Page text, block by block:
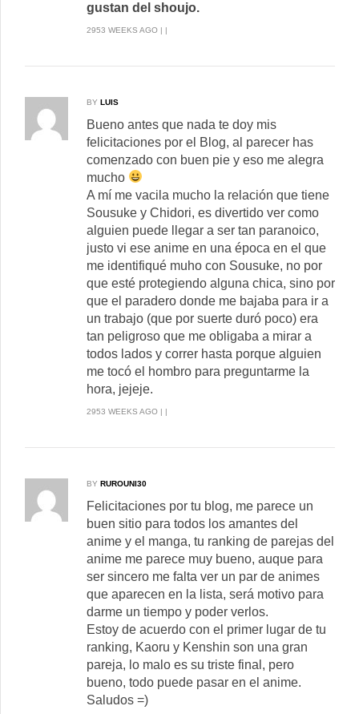
gustan del shoujo.
2953 WEEKS AGO | |
BY LUIS
Bueno antes que nada te doy mis
felicitaciones por el Blog, al parecer has
comenzado con buen pie y eso me alegra
mucho
A mí me vacila mucho la relación que tiene
Sousuke y Chidori, es divertido ver como
alguien puede llegar a ser tan paranoico,
justo vi ese anime en una época en el que
me identifiqué muho con Sousuke, no por
que esté protegiendo alguna chica, sino por
que el paradero donde me bajaba para ir a
un trabajo (que por suerte duró poco) era
tan peligroso que me obligaba a mirar a
todos lados y correr hasta porque alguien
me tocó el hombro para preguntarme la
hora, jejeje.
2953 WEEKS AGO | |
BY RUROUNI30
Felicitaciones por tu blog, me parece un
buen sitio para todos los amantes del
anime y el manga, tu ranking de parejas del
anime me parece muy bueno, auque para
ser sincero me falta ver un par de animes
que aparecen en la lista, será motivo para
darme un tiempo y poder verlos.
Estoy de acuerdo con el primer lugar de tu
ranking, Kaoru y Kenshin son una gran
pareja, lo malo es su triste final, pero
bueno, todo puede pasar en el anime.
Saludos =)